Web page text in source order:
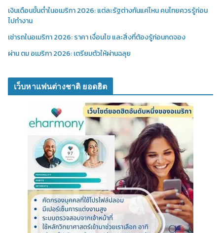
เงินเดือนขั้นต่ำในอเมริกา 2026: แต่ละรัฐต่างกันแค่ไหน คนไทยควรรู้ก่อน
ไปทำงาน
เช่ารถในอเมริกา 2026: ราคา เงื่อนไข และสิ่งที่ต้องรู้ก่อนกดจอง
ผ่าน ตม อเมริกา 2026: เตรียมตัวให้ผ่านฉลุย
เว็บหาแฟนต่างชาติ ยอดฮิต